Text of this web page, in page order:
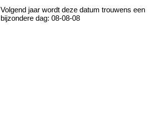
Volgend jaar wordt deze datum trouwens een
bijzondere dag: 08-08-08